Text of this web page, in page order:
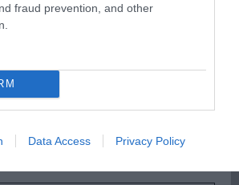
fraud prevention, and other
Data Access Privacy Policy
271 ψήφους.